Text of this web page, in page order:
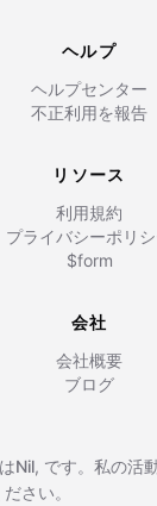
ヘルプ
ヘルプセンター
不正利用を報告
リソース
利用規約
プライバシーポリ
$form
会社
会社概要
ブログ
Nil, です。私の活
さい。